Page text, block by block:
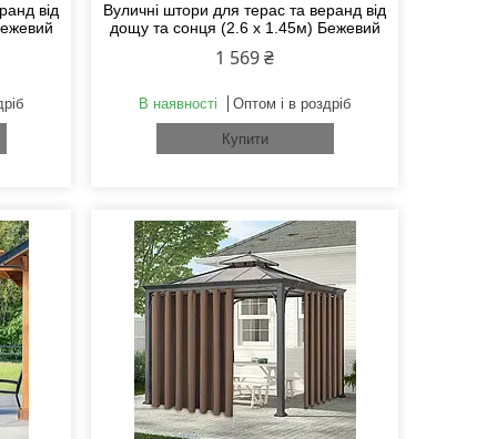
від
Вуличні штори для терас та веранд від
дощу та сонця (2.6 х 1.45м) Бежевий
1 569 ₴
В наявності Оптом і в роздріб
Купити